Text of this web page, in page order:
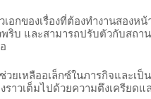
อกของเรื่องที่ต้องทำงานสองห
พริบ และสามารถปรับตัวกับสถา
ยเหลืออเล็กซ์ในภารกิจและเป็
ราวเต็มไปด้วยความตึงเครียดแ